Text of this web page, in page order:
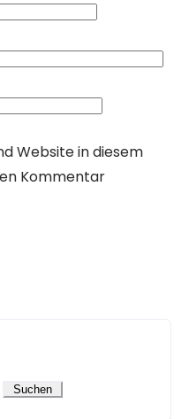
Website in diesem
Kommentar
Suchen